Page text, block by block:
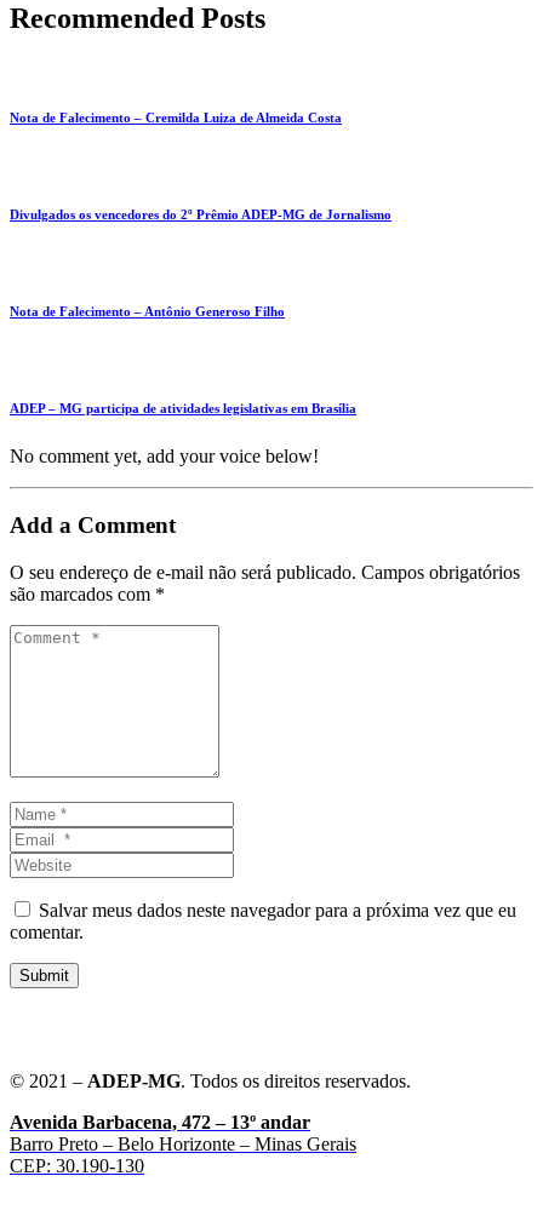
Recommended Posts
Nota de Falecimento – Cremilda Luiza de Almeida Costa
Divulgados os vencedores do 2º Prêmio ADEP-MG de Jornalismo
Nota de Falecimento – Antônio Generoso Filho
ADEP – MG participa de atividades legislativas em Brasília
No comment yet, add your voice below!
Add a Comment
O seu endereço de e-mail não será publicado. Campos obrigatórios
são marcados com *
Comment
Name
*Email
*Website
Salvar meus dados neste navegador para a próxima vez que eu
comentar.
Submit
© 2021 – ADEP-MG. Todos os direitos reservados.
Avenida Barbacena, 472 – 13º andar
Barro Preto – Belo Horizonte – Minas Gerais
CEP: 30.190-130